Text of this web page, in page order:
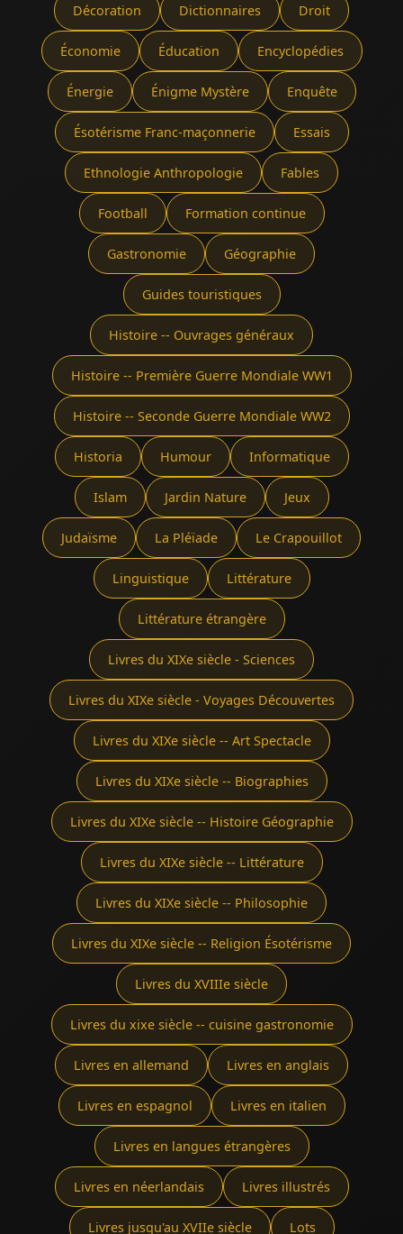
Décoration Dictionnaires Droit
Économie Éducation Encyclopédies
Énergie Énigme Mystère Enquête
Ésotérisme Franc-maçonnerie Essais
Ethnologie Anthropologie Fables
Football Formation continue
Gastronomie Géographie
Guides touristiques
Histoire -- Ouvrages généraux
Histoire -- Première Guerre Mondiale WW1
Histoire -- Seconde Guerre Mondiale WW2
Historia Humour Informatique
Islam Jardin Nature Jeux
Judaïsme La Pléïade Le Crapouillot
Linguistique Littérature
Littérature étrangère
Livres du XIXe siècle - Sciences
Livres du XIXe siècle - Voyages Découvertes
Livres du XIXe siècle -- Art Spectacle
Livres du XIXe siècle -- Biographies
Livres du XIXe siècle -- Histoire Géographie
Livres du XIXe siècle -- Littérature
Livres du XIXe siècle -- Philosophie
Livres du XIXe siècle -- Religion Ésotérisme
Livres du XVIIIe siècle
Livres du xixe siècle -- cuisine gastronomie
Livres en allemand Livres en anglais
Livres en espagnol Livres en italien
Livres en langues étrangères
Livres en néerlandais Livres illustrés
Livres jusqu'au XVIIe siècle Lots